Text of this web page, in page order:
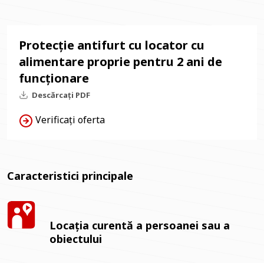
Protecție antifurt cu locator cu
alimentare proprie pentru 2 ani de
funcționare
Descărcați PDF
Verificați oferta
Caracteristici principale
Locația curentă a persoanei sau a
obiectului